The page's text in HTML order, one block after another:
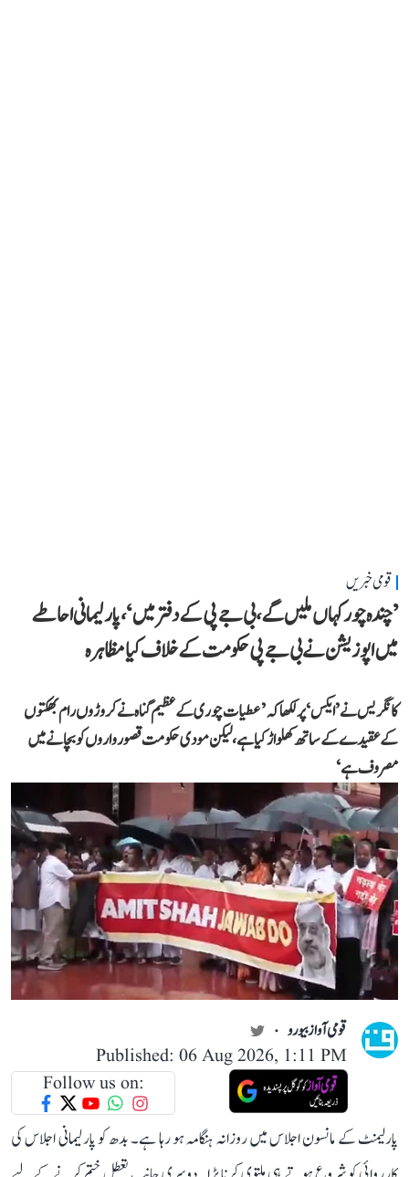
قومی خبریں
’چندہ چور کہاں ملیں گے، بی جے پی کے دفتر میں‘، پارلیمانی احاطے
میں اپوزیشن نے بی جے پی حکومت کے خلاف کیا مظاہرہ
کانگریس نے ’ایکس‘ پر لکھا کہ ’عطیات چوری کے عظیم گناہ نے کروڑوں رام بھکتوں
کے عقیدے کے ساتھ کھلواڑ کیا ہے، لیکن مودی حکومت قصورواروں کو بچانے میں
مصروف ہے‘
قومی آواز بیورو
Published: 06 Aug 2026, 1:11 PM
Follow us on:
پارلیمنٹ کے مانسون اجلاس میں روزانہ ہنگامہ ہو رہا ہے۔ بدھ کو پارلیمانی اجلاس کی